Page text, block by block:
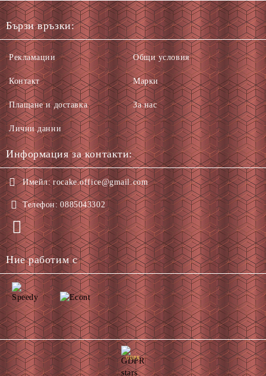
Бързи връзки:
Рекламации
Контакт
Плащане и доставка
Лични данни
Общи условия
Марки
За нас
Информация за контакти:
Имейл: rocake.office@gmail.com
Телефон: 0885043302
Ние работим с
GDPR